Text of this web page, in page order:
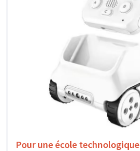
Pour une école technologique